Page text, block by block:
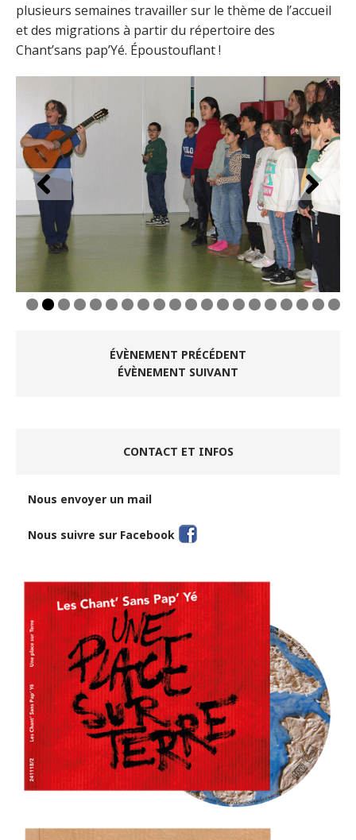
plusieurs semaines travailler sur le thème de l’accueil
et des migrations à partir du répertoire des
Chant’sans pap’Yé. Époustouflant !
0 1 2 3 4 5 6 7 8 9 0
ÉVÈNEMENT PRÉCÉDENT
ÉVÈNEMENT SUIVANT
CONTACT ET INFOS
Nous envoyer un mail
Nous suivre sur Facebook